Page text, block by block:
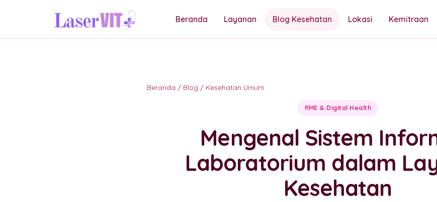
Beranda Layanan Blog Kesehatan Lokasi Kemitraan
Beranda / Blog / Kesehatan Umum
RME & Digital Health
Mengenal Sistem
Laboratorium dalam
Kesehatan